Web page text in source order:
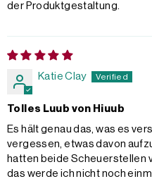
der Produktgestaltung.
Katie Clay
Tolles Luub von Hiuub
Es hält genau das, was es
vergessen, etwas davon
hatten beide Scheuerstellen
das werde ich nicht noch